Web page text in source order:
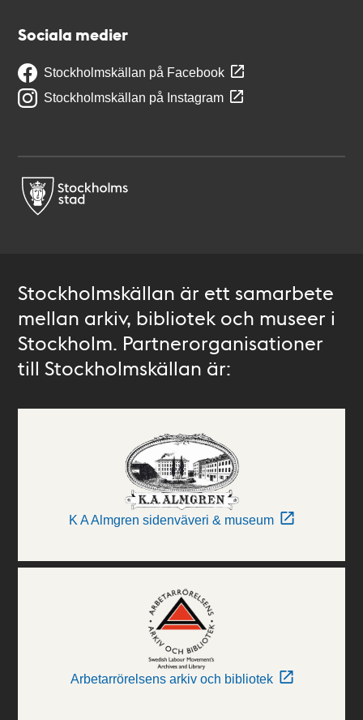
Sociala medier
Stockholmskällan på Facebook
Stockholmskällan på Instagram
Stockholmskällan är ett samarbete
mellan arkiv, bibliotek och museer i
Stockholm. Partnerorganisationer
till Stockholmskällan är:
K A Almgren sidenväveri & museum
Arbetarrörelsens arkiv och bibliotek